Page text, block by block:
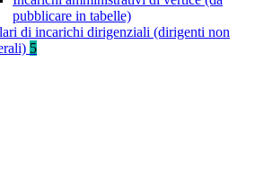
pubblicare in tabelle)
di incarichi dirigenziali (dirigenti non
5